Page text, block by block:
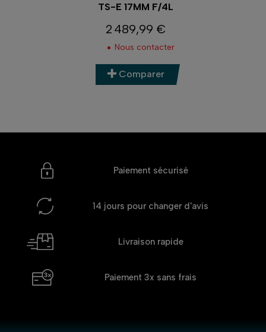
TS-E 17MM F/4L
Prix
2 489,99 €
Nous contacter
Comparer
Paiement sécurisé
14 jours pour changer d'avis
Livraison rapide
Paiement 3x sans frais